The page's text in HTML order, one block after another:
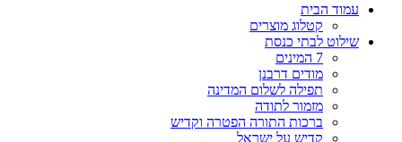
עמוד הבית
קטלוג מוצרים
שילוט לבתי כנסת
7 המינים
מודים דרבנן
תפילה לשלום המדינה
מזמור לתודה
ברכות התורה הפטרה וקדיש
קדיש על ישראל